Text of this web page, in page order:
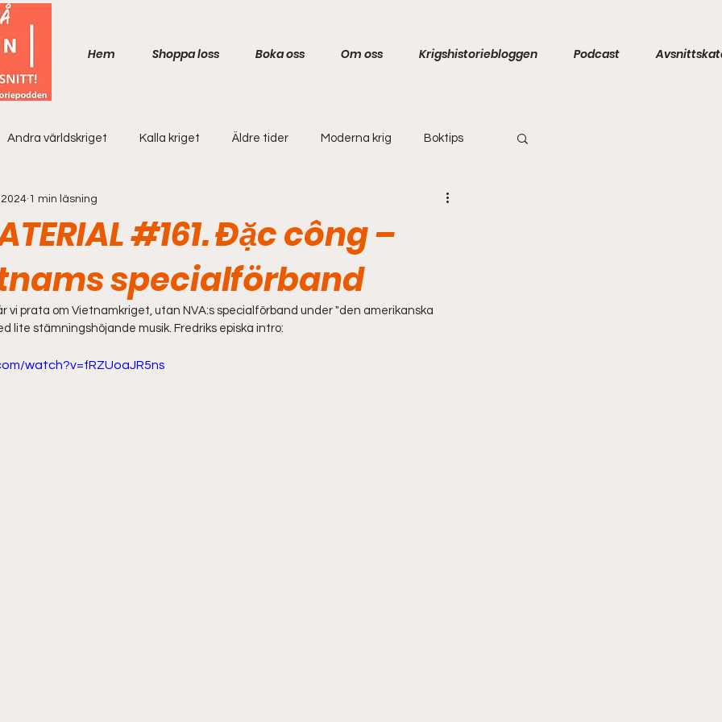
Hem Shoppa loss Boka oss Om oss Krigshistoriebloggen Podcast
Andra världskriget Kalla kriget Äldre tider Moderna krig Boktips
#161. Đặc công –
specialförband
1 min läsning
vi prata om Vietnamkriget, utan NVA:s specialförband under "den amerikanska
lite stämningshöjande musik. Fredriks episka intro:
watch?v=fRZUoaJR5ns